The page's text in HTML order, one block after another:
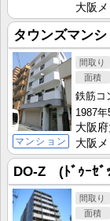
大阪
タウンズマン
マンション
鉄筋コ
1987
大阪
大阪
DO-Z (ﾄﾞｩｰｾﾞ